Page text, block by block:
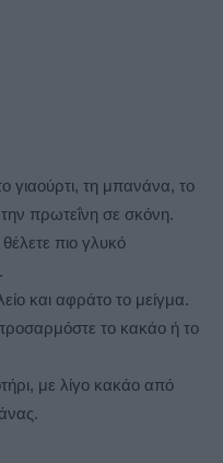
γιαούρτι, τη μπανάνα, το
πρωτεΐνη σε σκόνη.
πιο γλυκό
και αφράτο το μείγμα.
το κακάο ή το
με λίγο κακάο από